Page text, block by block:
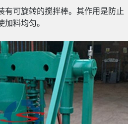
有可旋转的搅拌棒。其作用是防止
料均匀。